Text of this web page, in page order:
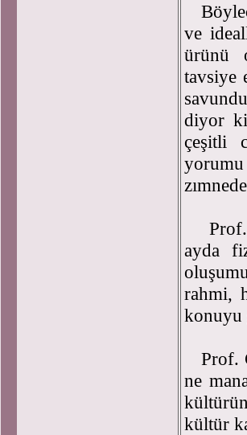
ve
ürünü
tavsiye
diyor
çeşitli
Prof.
ayda
rahmi,
konuyu
Prof.
ne
kültür